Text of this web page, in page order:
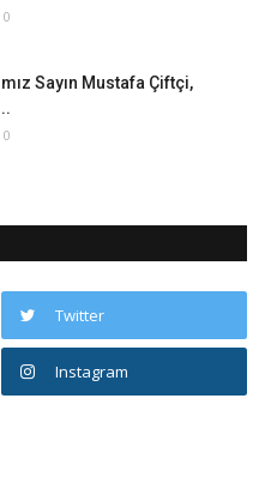
0
Sayın Mustafa Çiftçi,
0
Twitter
Instagram